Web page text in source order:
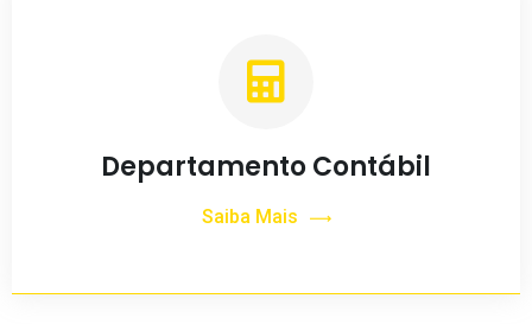
Departamento Contábil
Saiba Mais